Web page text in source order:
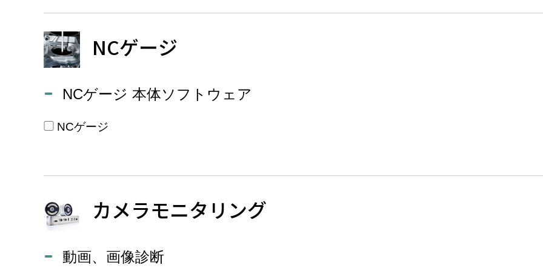
NCゲージ
NCゲージ 本体ソフトウェア
NCゲージ
カメラモニタリング
動画、画像診断